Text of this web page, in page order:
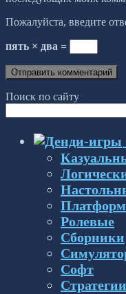
Пожалуйста, введите
пять × два =
Поиск по сайту
Ролевые
Сборники
Софт
Стратегии